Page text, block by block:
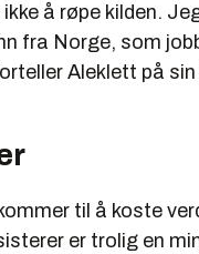
å røpe kilden.
fra Norge, som
Aleklett på
til å koste
er trolig en